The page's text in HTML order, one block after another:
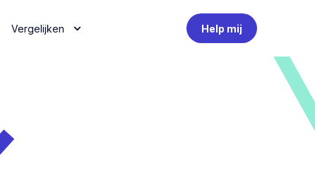
Vergelijken Help mij